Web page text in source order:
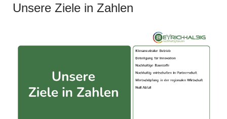
Unsere Ziele in Zahlen